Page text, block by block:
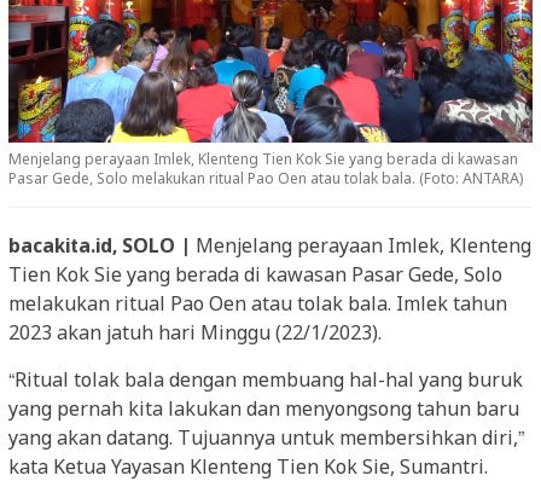
Menjelang perayaan Imlek, Klenteng Tien Kok Sie yang berada di kawasan
Pasar Gede, Solo melakukan ritual Pao Oen atau tolak bala. (Foto: ANTARA)
bacakita.id, SOLO | Menjelang perayaan Imlek, Klenteng
Tien Kok Sie yang berada di kawasan Pasar Gede, Solo
melakukan ritual Pao Oen atau tolak bala. Imlek tahun
2023 akan jatuh hari Minggu (22/1/2023).
“Ritual tolak bala dengan membuang hal-hal yang buruk
yang pernah kita lakukan dan menyongsong tahun baru
yang akan datang. Tujuannya untuk membersihkan diri,”
kata Ketua Yayasan Klenteng Tien Kok Sie, Sumantri.